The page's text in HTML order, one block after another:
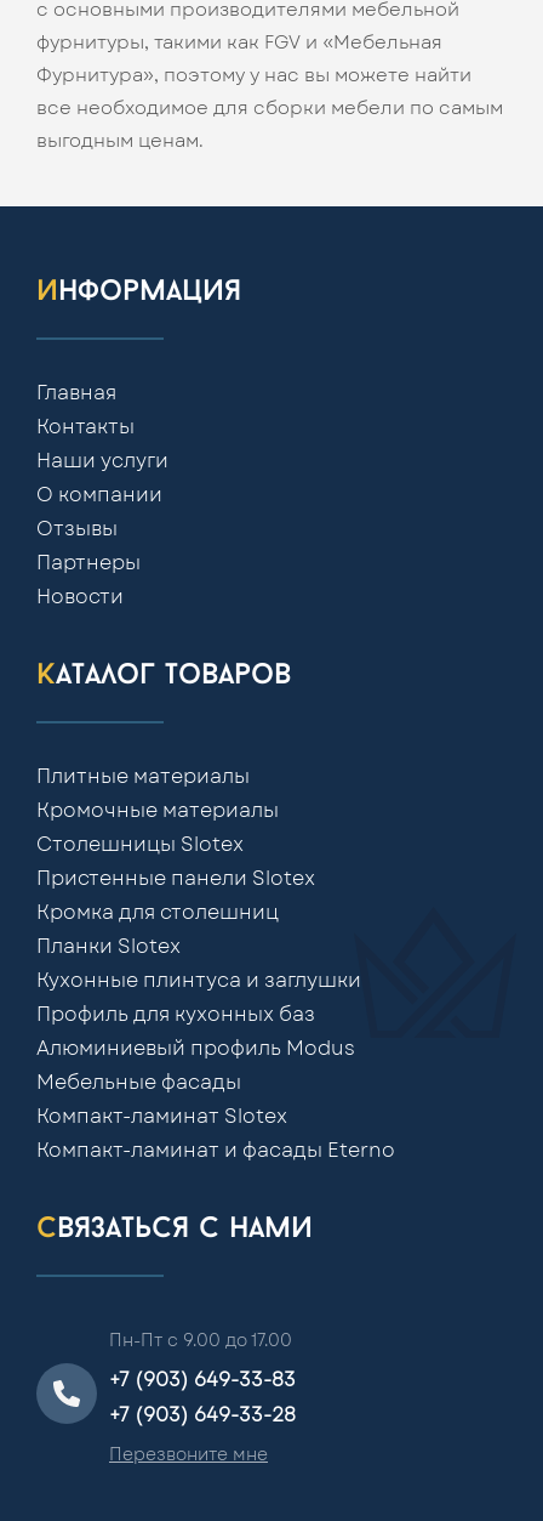
с основными производителями мебельной
фурнитуры, такими как FGV и «Мебельная
Фурнитура», поэтому у нас вы можете найти
все необходимое для сборки мебели по самым
выгодным ценам.
информация
Главная
Контакты
Наши услуги
О компании
Отзывы
Партнеры
Новости
каталог товаров
Плитные материалы
Кромочные материалы
Столешницы Slotex
Пристенные панели Slotex
Кромка для столешниц
Планки Slotex
Кухонные плинтуса и заглушки
Профиль для кухонных баз
Алюминиевый профиль Modus
Мебельные фасады
Компакт-ламинат Slotex
Компакт-ламинат и фасады Eterno
связаться с нами
Пн-Пт с 9.00 до 17.00
+7 (903) 649-33-83
+7 (903) 649-33-28
Перезвоните мне